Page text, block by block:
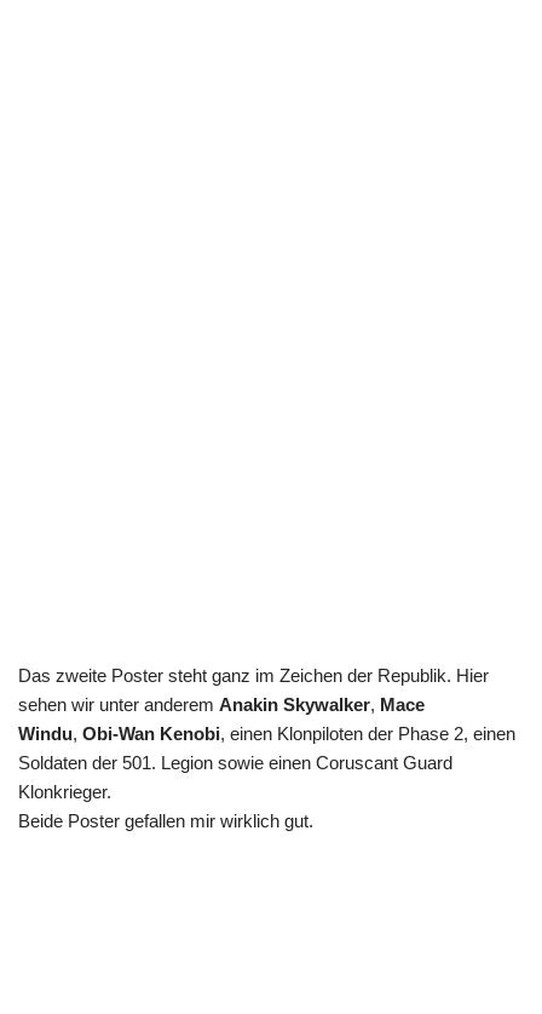
Das zweite Poster steht ganz im Zeichen der Republik. Hier
sehen wir unter anderem Anakin Skywalker, Mace
Windu, Obi-Wan Kenobi, einen Klonpiloten der Phase 2, einen
Soldaten der 501. Legion sowie einen Coruscant Guard
Klonkrieger.
Beide Poster gefallen mir wirklich gut.